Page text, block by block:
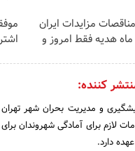
مزایدات ایران
تندر با 6 ماه هدیه فقط امروز و
کننده:
و مدیریت بحران شهر
لازم برای آمادگی شهروندان
دارد.